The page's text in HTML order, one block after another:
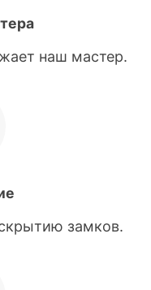
наш мастер.
замков.